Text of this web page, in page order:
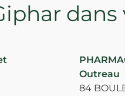
Outreau
84